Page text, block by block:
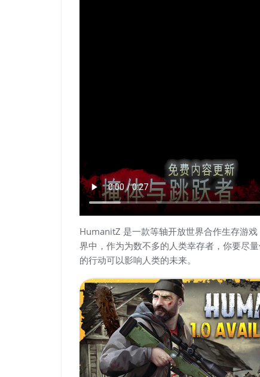
HumanitZ 是一款等轴开放世界合作生存游
界中，作为为数不多的人类幸存者，你要尽
的行动可以影响人类的未来。